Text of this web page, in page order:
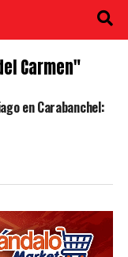
Carmen"
en Carabanchel: